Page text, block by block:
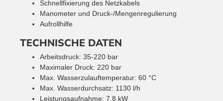
Schnellfixierung des Netzkabels
Manometer und Druck-/Mengenregulierung
Aufrollhilfe
TECHNISCHE DATEN
Arbeitsdruck: 35-220 bar
Maximaler Druck: 220 bar
Max. Wasserzulauftemperatur: 60 °C
Max. Wasserdurchsatz: 1130 l/h
Leistungsaufnahme: 7,8 kW